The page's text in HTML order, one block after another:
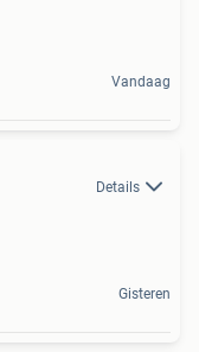
Vandaag
Details
Gisteren